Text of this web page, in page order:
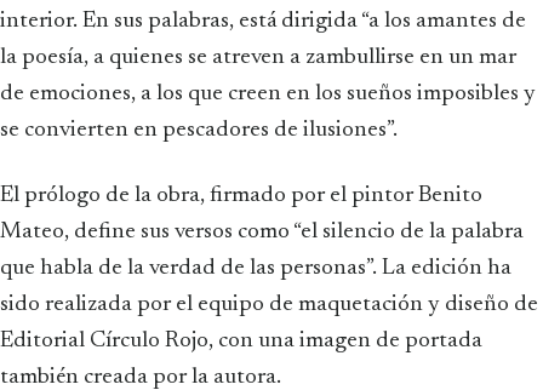
interior. En sus palabras, está dirigida “a los amantes de
la poesía, a quienes se atreven a zambullirse en un mar
de emociones, a los que creen en los sueños imposibles y
se convierten en pescadores de ilusiones”.
El prólogo de la obra, firmado por el pintor Benito
Mateo, define sus versos como “el silencio de la palabra
que habla de la verdad de las personas”. La edición ha
sido realizada por el equipo de maquetación y diseño de
Editorial Círculo Rojo, con una imagen de portada
también creada por la autora.